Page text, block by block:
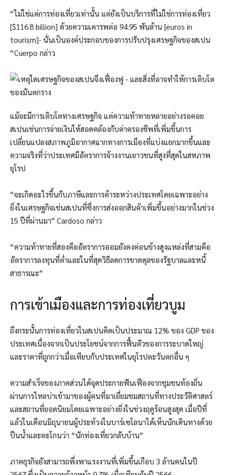
“ไม่ใช่แค่การท่องเที่ยวเท่านั้น แต่ยังเป็นบริการที่ไม่ใช่การท่องเที่ยว
[$116.8 billion] ด้วยความเคารพต่อ 94.95 พันล้าน [euros in
tourism]- นั่นเป็นองค์ประกอบของการปรับปรุงเศรษฐกิจของสเปน
“Cuerpo กล่าว
แม้จะมีการเติบโตทางเศรษฐกิจ แต่ความท้าทายหลายอย่างรอคอย
สเปนเช่นการจ่ายเงินให้สอดคล้องกับค่าครองชีพที่เพิ่มขึ้นการ
เปลี่ยนแปลงสภาพภูมิอากาศฉากทางการเมืองที่แบ่งแยกมากขึ้นและ
ความจริงที่ว่าประเทศมีอัตราการจ้างงานเยาวชนที่สูงที่สุดในสหภาพ
ยุโรป
“จะเกิดอะไรขึ้นกับภาษีและการค้าระหว่างประเทศโดยเฉพาะอย่าง
ยิ่งในเศรษฐกิจเช่นสเปนที่ซึ่งการส่งออกสินค้าเพิ่มขึ้นอย่างมากในช่วง
15 ปีที่ผ่านมา” Cardoso กล่าว
“ความท้าทายที่สองคืออัตราการออมยังคงค่อนข้างสูงแหล่งที่สามคือ
อัตราการลงทุนที่ต่ำและในที่สุดวิธีลดการขาดดุลของรัฐบาลและหนี้
สาธารณะ”
การเข้าเมืองและการท่องเที่ยวบูม
ถึงกระนั้นการท่องเที่ยวในสเปนคิดเป็นประมาณ 12% ของ GDP ของ
ประเทศเนื่องจากเป็นประโยชน์จากการฟื้นตัวของการระบาดใหญ่
และราคาที่ถูกกว่าเมื่อเทียบกับประเทศในยุโรปตะวันตกอื่น ๆ
ความสำเร็จของภาคส่วนได้จุดประกายฟันเฟืองจากชุมชนท้องถิ่น
ผ่านการไหลบ่าเข้ามาของผู้คนที่มาเยี่ยมชมสถานที่ทางประวัติศาสตร์
และสถานที่ยอดนิยมโดยเฉพาะอย่างยิ่งในช่วงฤดูร้อนสูงสุด เมื่อปีที่
แล้วในเดือนมิถุนายนผู้ประท้วงในบาร์เซโลนาได้เห็นนักเดินทางด้วย
ปืนน้ำและตะโกนว่า “นักท่องเที่ยวกลับบ้าน”
ภาคธุรกิจยังสามารถพึ่งพาแรงงานที่เพิ่มขึ้นเกือบ 3 ล้านคนในปี